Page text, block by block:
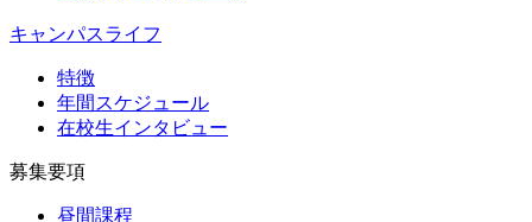
キャンパスライフ
特徴
年間スケジュール
在校生インタビュー
募集要項
昼間課程